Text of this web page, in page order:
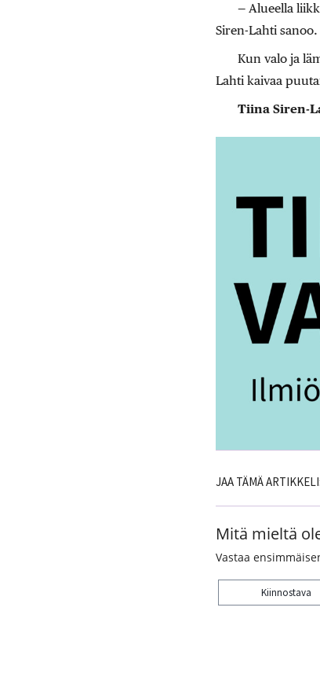
— Alueella
Siren-Lahti sanoo.
Kun valo ja
Lahti kaivaa
Tiina Siren-
JAA TÄMÄ ARTIKKELI:
Mitä mieltä
Vastaa
Kiinnostava